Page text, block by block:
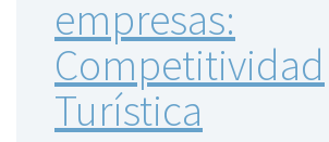
empresas:
Competitividad
Turística